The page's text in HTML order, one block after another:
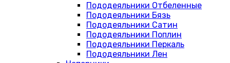
Пододеяльники Отбеленные
Пододеяльники Бязь
Пододеяльники Сатин
Пододеяльники Поплин
Пододеяльники Перкаль
Пододеяльники Лен